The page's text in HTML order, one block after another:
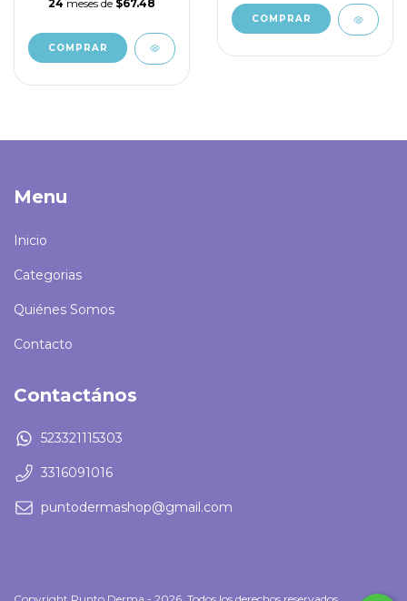
24 meses de $67.48
Menu
Inicio
Categorias
Quiénes Somos
Contacto
Contactános
523321115303
3316091016
puntodermashop@gmail.com